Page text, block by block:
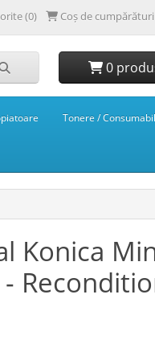
(0) Coș de cumpărături
0
Tonere /
Konica